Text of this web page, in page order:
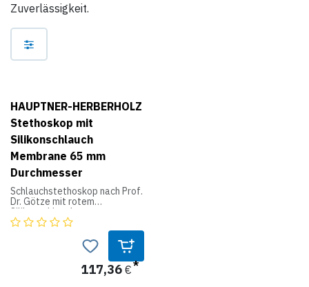
Zuverlässigkeit.
HAUPTNER-HERBERHOLZ
Stethoskop mit
Silikonschlauch
Membrane 65 mm
Durchmesser
Schlauchstethoskop nach Prof.
Dr. Götze mit rotem
Silikonschlauch,
Membrankörper aus Metall,
vernickelt und verchromt, 65
mm Durchmesser, Top-
Qualität, Gewicht 296 g,
Schlauchlänge insgesamt 85
cm (35 cm + 2x 25 cm), für
117,36€